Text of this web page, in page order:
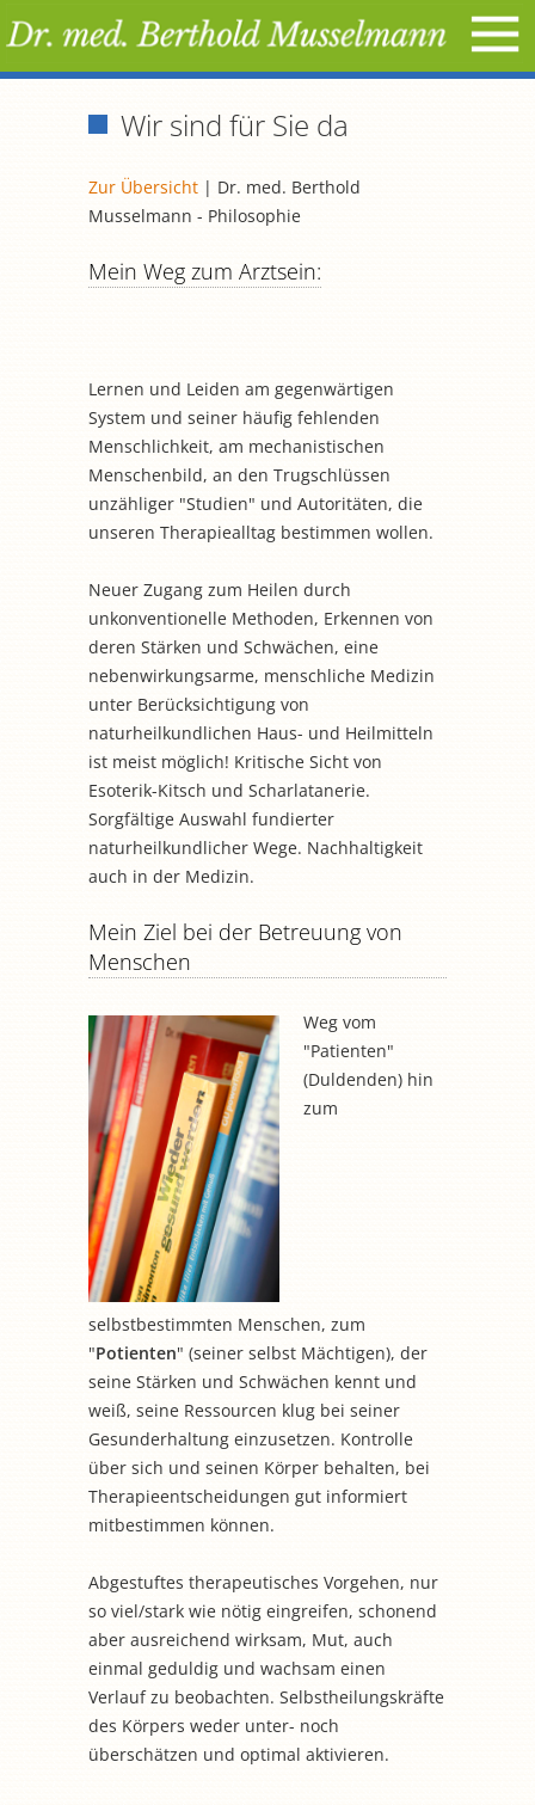
Wir sind für Sie da
Zur Übersicht | Dr. med. Berthold
Musselmann - Philosophie
Mein Weg zum Arztsein:
Lernen und Leiden am gegenwärtigen
System und seiner häufig fehlenden
Menschlichkeit, am mechanistischen
Menschenbild, an den Trugschlüssen
unzähliger "Studien" und Autoritäten, die
unseren Therapiealltag bestimmen wollen.
Neuer Zugang zum Heilen durch
unkonventionelle Methoden, Erkennen von
deren Stärken und Schwächen, eine
nebenwirkungsarme, menschliche Medizin
unter Berücksichtigung von
naturheilkundlichen Haus- und Heilmitteln
ist meist möglich! Kritische Sicht von
Esoterik-Kitsch und Scharlatanerie.
Sorgfältige Auswahl fundierter
naturheilkundlicher Wege. Nachhaltigkeit
auch in der Medizin.
Mein Ziel bei der Betreuung von
Menschen
Weg vom
"Patienten"
(Duldenden) hin
zum
selbstbestimmten Menschen, zum
"Potienten" (seiner selbst Mächtigen), der
seine Stärken und Schwächen kennt und
weiß, seine Ressourcen klug bei seiner
Gesunderhaltung einzusetzen. Kontrolle
über sich und seinen Körper behalten, bei
Therapieentscheidungen gut informiert
mitbestimmen können.
Abgestuftes therapeutisches Vorgehen, nur
so viel/stark wie nötig eingreifen, schonend
aber ausreichend wirksam, Mut, auch
einmal geduldig und wachsam einen
Verlauf zu beobachten. Selbstheilungskräfte
des Körpers weder unter- noch
überschätzen und optimal aktivieren.